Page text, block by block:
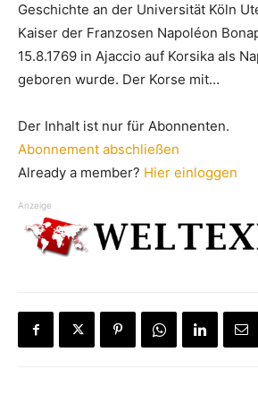
Geschichte an der Universität Köln
Kaiser der Franzosen Napoléon
15.8.1769 in Ajaccio auf Korsika als
geboren wurde. Der Korse mit…
Der Inhalt ist nur für Abonnenten.
Abonnement abschließen
Already a member? Hier einloggen
Anzeige